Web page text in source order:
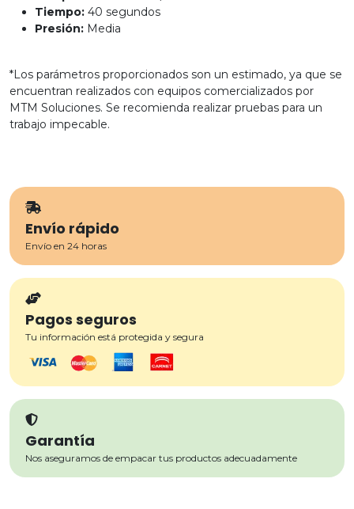
Tiempo: 40 segundos
Presión: Media
*Los parámetros proporcionados son un estimado, ya que se
encuentran realizados con equipos comercializados por
MTM Soluciones. Se recomienda realizar pruebas para un
trabajo impecable.
Envío rápido
Envío en 24 horas
Pagos seguros
Tu información está protegida y segura
Garantía
Nos aseguramos de empacar tus productos adecuadamente